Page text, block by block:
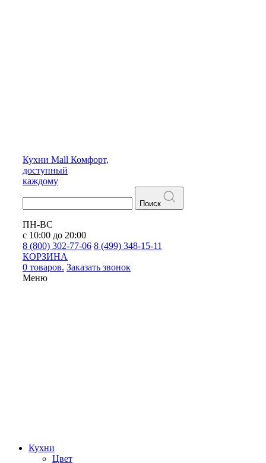
Кухни Mall Комфорт,
доступный
каждому
Поиск
ПН-ВС
с 10:00 до 20:00
8 (800) 302-77-06 8 (499) 348-15-11
КОРЗИНА
0 товаров. Заказать звонок
Меню
Кухни
Цвет